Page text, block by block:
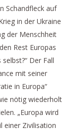
Schandfleck auf
in der Ukraine
der Menschheit
Rest Europas
Der Fall
mit seiner
in Europa“
nötig wiederholt
„Europa wird
einer Zivilisation